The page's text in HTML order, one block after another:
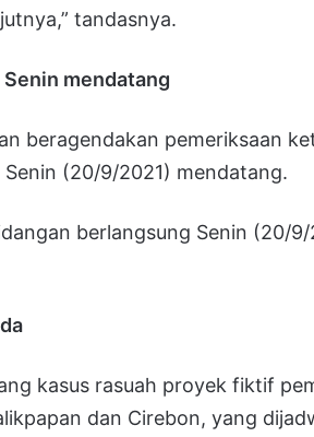
tandasnya.
mendatang
beragendakan pemeriksaan
(20/9/2021) mendatang.
berlangsung Senin (20/
kasus rasuah proyek fiktif
dan Cirebon, yang